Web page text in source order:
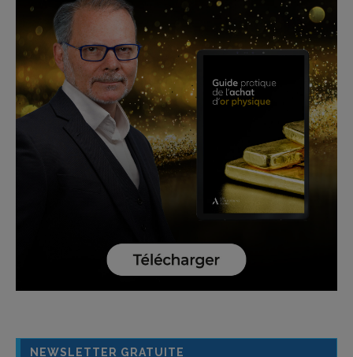
NEWSLETTER GRATUITE